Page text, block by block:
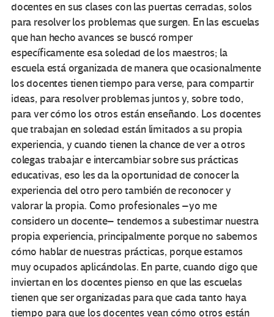
docentes en sus clases con las puertas cerradas, solos
para resolver los problemas que surgen. En las escuelas
que han hecho avances se buscó romper
específicamente esa soledad de los maestros; la
escuela está organizada de manera que ocasionalmente
los docentes tienen tiempo para verse, para compartir
ideas, para resolver problemas juntos y, sobre todo,
para ver cómo los otros están enseñando. Los docentes
que trabajan en soledad están limitados a su propia
experiencia, y cuando tienen la chance de ver a otros
colegas trabajar e intercambiar sobre sus prácticas
educativas, eso les da la oportunidad de conocer la
experiencia del otro pero también de reconocer y
valorar la propia. Como profesionales –yo me
considero un docente– tendemos a subestimar nuestra
propia experiencia, principalmente porque no sabemos
cómo hablar de nuestras prácticas, porque estamos
muy ocupados aplicándolas. En parte, cuando digo que
inviertan en los docentes pienso en que las escuelas
tienen que ser organizadas para que cada tanto haya
tiempo para que los docentes vean cómo otros están